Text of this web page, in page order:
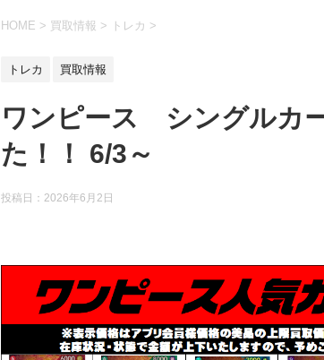
HOME > 買取情報 > トレカ >
トレカ 買取情報
ワンピース シングルカ
た！！ 6/3～
投稿日： 2026年6月2日